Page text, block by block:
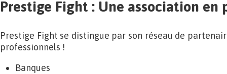
Prestige Fight : Une association en
Prestige Fight se distingue par son réseau de
professionnels !
Banques